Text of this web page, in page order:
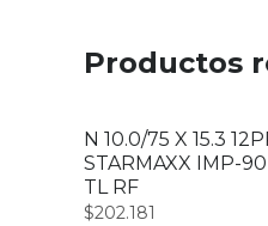
Productos
N 10.0/75 X 15.3
STARMAXX IMP-90
TL RF
$202.181